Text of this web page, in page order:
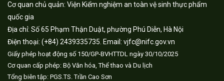
Cơ quan chủ quản: Viện Kiểm nghiệm an toàn vệ sinh thực phẩm
quốc gia
Địa chỉ: Số 65 Phạm Thận Duật, phường Phú Diễn, Hà Nội
Điện thoại: (+84) 2439335735. Email: vjfc@nifc.gov.vn
Giấy phép hoạt động số 150/GP-BVHTTDL ngày 30/10/2025
Cơ quan cấp phép: Bộ Văn hóa, Thể thao và Du lịch
Tổng biên tập: PGS.TS. Trần Cao Sơn